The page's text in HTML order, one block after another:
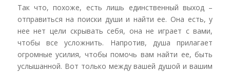
Так что, похоже, есть лишь единственный выход –
отправиться на поиски души и найти ее. Она есть, у
нее нет цели скрывать себя, она не играет с вами,
чтобы все усложнить. Напротив, душа прилагает
огромные усилия, чтобы помочь вам найти ее, быть
услышанной. Вот только между вашей душой и вашим